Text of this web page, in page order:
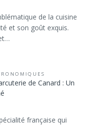
de la cuisine
et son goût exquis.
de Canard : Un
française qui